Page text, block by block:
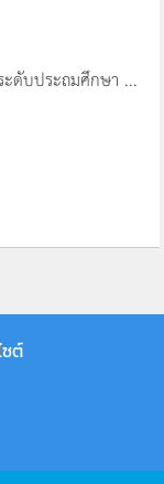
ะดับประถมศึกษา ...
ต์